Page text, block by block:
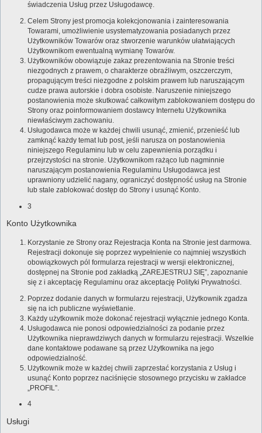
świadczenia Usług przez Usługodawcę.
Celem Strony jest promocja kolekcjonowania i zainteresowania
Towarami, umożliwienie usystematyzowania posiadanych przez
Użytkowników Towarów oraz stworzenie warunków ułatwiających
Użytkownikom ewentualną wymianę Towarów.
Użytkowników obowiązuje zakaz prezentowania na Stronie treści
niezgodnych z prawem, o charakterze obraźliwym, oszczerczym,
propagującym treści niezgodne z polskim prawem lub naruszającym
cudze prawa autorskie i dobra osobiste. Naruszenie niniejszego
postanowienia może skutkować całkowitym zablokowaniem dostępu do
Strony oraz poinformowaniem dostawcy Internetu Użytkownika
niewłaściwym zachowaniu.
Usługodawca może w każdej chwili usunąć, zmienić, przenieść lub
zamknąć każdy temat lub post, jeśli narusza on postanowienia
niniejszego Regulaminu lub w celu zapewnienia porządku i
przejrzystości na stronie. Użytkownikom rażąco lub nagminnie
naruszającym postanowienia Regulaminu Usługodawca jest
uprawniony udzielić nagany, ograniczyć dostępność usług na Stronie
lub stale zablokować dostęp do Strony i usunąć Konto.
3
Konto Użytkownika
Korzystanie ze Strony oraz Rejestracja Konta na Stronie jest darmowa.
Rejestracji dokonuje się poprzez wypełnienie co najmniej wszystkich
obowiązkowych pól formularza rejestracji w wersji elektronicznej,
dostępnej na Stronie pod zakładką „ZAREJESTRUJ SIĘ”, zapoznanie
się z i akceptację Regulaminu oraz akceptację Polityki Prywatności.
Poprzez dodanie danych w formularzu rejestracji, Użytkownik zgadza
się na ich publiczne wyświetlanie.
Każdy użytkownik może dokonać rejestracji wyłącznie jednego Konta.
Usługodawca nie ponosi odpowiedzialności za podanie przez
Użytkownika nieprawdziwych danych w formularzu rejestracji. Wszelkie
dane kontaktowe podawane są przez Użytkownika na jego
odpowiedzialność.
Użytkownik może w każdej chwili zaprzestać korzystania z Usług i
usunąć Konto poprzez naciśnięcie stosownego przycisku w zakładce
„PROFIL”.
4
Usługi